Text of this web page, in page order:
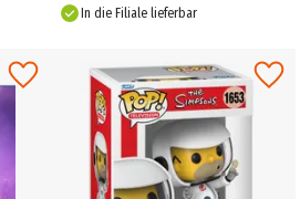
In die Filiale lieferbar